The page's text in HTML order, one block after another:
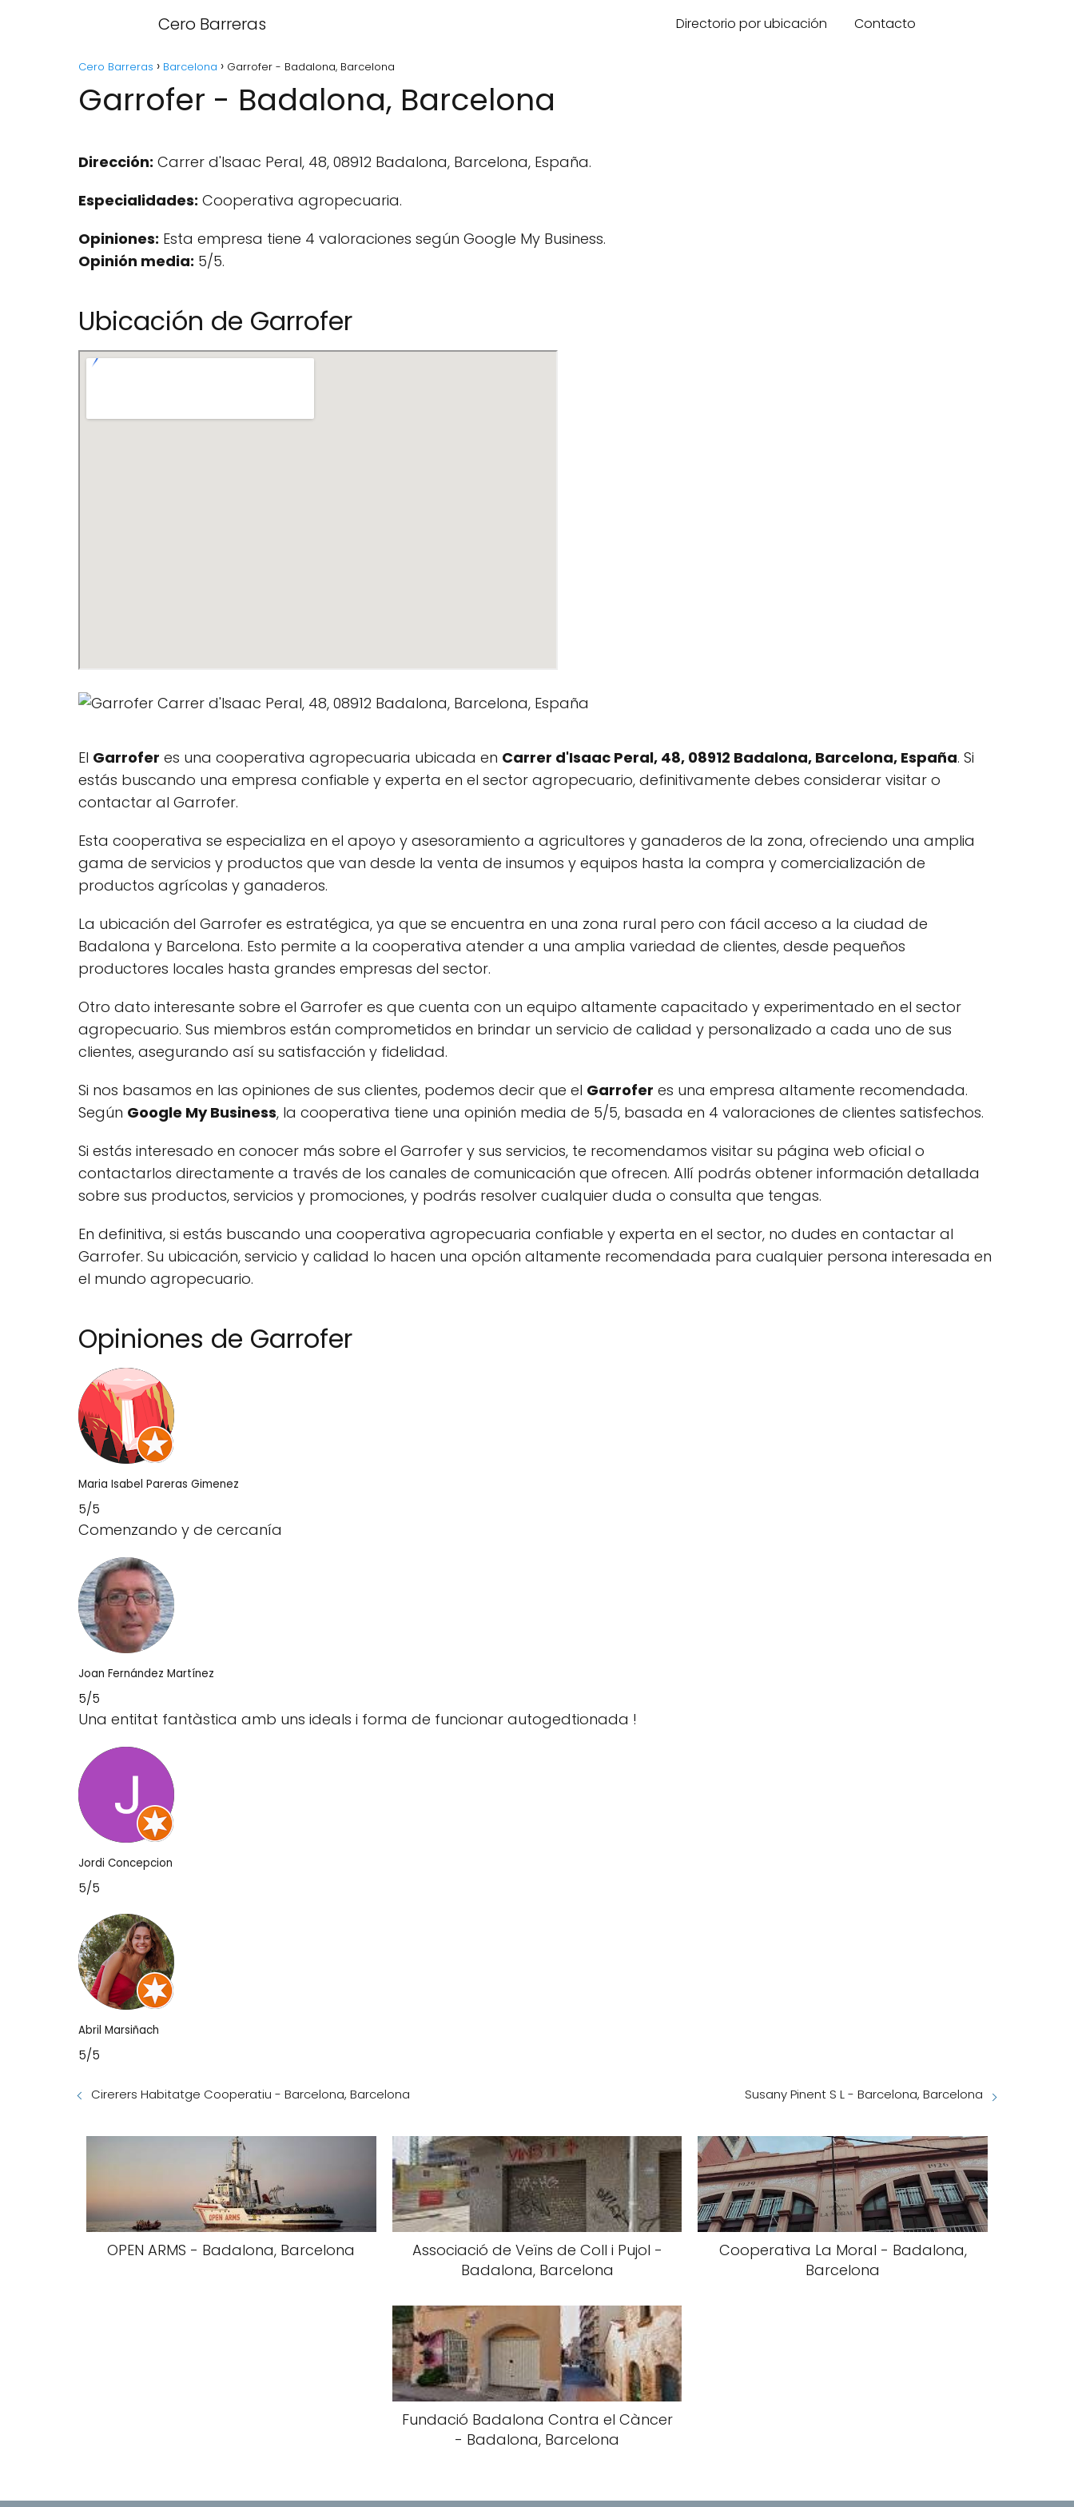
Cero Barreras Directorio por ubicación Contacto
Cero Barreras Barcelona Garrofer - Badalona, Barcelona
Garrofer - Badalona, Barcelona
Dirección: Carrer d'Isaac Peral, 48, 08912 Badalona, Barcelona, España.
Especialidades: Cooperativa agropecuaria.
Opiniones: Esta empresa tiene 4 valoraciones según Google My Business.
Opinión media: 5/5.
Ubicación de Garrofer
El Garrofer es una cooperativa agropecuaria ubicada en Carrer d'Isaac Peral, 48, 08912 Badalona, Barcelona, España. Si
estás buscando una empresa confiable y experta en el sector agropecuario, definitivamente debes considerar visitar o
contactar al Garrofer.
Esta cooperativa se especializa en el apoyo y asesoramiento a agricultores y ganaderos de la zona, ofreciendo una amplia
gama de servicios y productos que van desde la venta de insumos y equipos hasta la compra y comercialización de
productos agrícolas y ganaderos.
La ubicación del Garrofer es estratégica, ya que se encuentra en una zona rural pero con fácil acceso a la ciudad de
Badalona y Barcelona. Esto permite a la cooperativa atender a una amplia variedad de clientes, desde pequeños
productores locales hasta grandes empresas del sector.
Otro dato interesante sobre el Garrofer es que cuenta con un equipo altamente capacitado y experimentado en el sector
agropecuario. Sus miembros están comprometidos en brindar un servicio de calidad y personalizado a cada uno de sus
clientes, asegurando así su satisfacción y fidelidad.
Si nos basamos en las opiniones de sus clientes, podemos decir que el Garrofer es una empresa altamente recomendada.
Según Google My Business, la cooperativa tiene una opinión media de 5/5, basada en 4 valoraciones de clientes satisfechos.
Si estás interesado en conocer más sobre el Garrofer y sus servicios, te recomendamos visitar su página web oficial o
contactarlos directamente a través de los canales de comunicación que ofrecen. Allí podrás obtener información detallada
sobre sus productos, servicios y promociones, y podrás resolver cualquier duda o consulta que tengas.
En definitiva, si estás buscando una cooperativa agropecuaria confiable y experta en el sector, no dudes en contactar al
Garrofer. Su ubicación, servicio y calidad lo hacen una opción altamente recomendada para cualquier persona interesada en
el mundo agropecuario.
Opiniones de Garrofer
Maria Isabel Pareras Gimenez
5/5
Comenzando y de cercanía
Joan Fernández Martínez
5/5
Una entitat fantàstica amb uns ideals i forma de funcionar autogedtionada !
Jordi Concepcion
5/5
Abril Marsiñach
5/5
Cirerers Habitatge Cooperatiu - Barcelona, Barcelona Susany Pinent S L - Barcelona, Barcelona
OPEN ARMS - Badalona, Barcelona
Associació de Veïns de Coll i Pujol -
Badalona, Barcelona
Cooperativa La Moral - Badalona,
Barcelona
Fundació Badalona Contra el Càncer
- Badalona, Barcelona